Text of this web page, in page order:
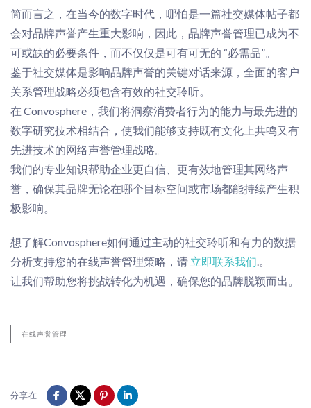
简而言之，在当今的数字时代，哪怕是一篇社交媒体帖子都
会对品牌声誉产生重大影响，因此，品牌声誉管理已成为不
可或缺的必要条件，而不仅仅是可有可无的 “必需品”。
鉴于社交媒体是影响品牌声誉的关键对话来源，全面的客户
关系管理战略必须包含有效的社交聆听。
在 Convosphere，我们将洞察消费者行为的能力与最先进的
数字研究技术相结合，使我们能够支持既有文化 上共鸣又有
先进技术的网络声誉管理战略。
我们的专业知识帮助企业更自信、更有效地管理其网络声
誉，确保其品牌无论在哪个目标空间或市场都能持续产生积
极影响。
想了解Convosphere如何通过主动的社交聆听和有力的数据
分析支持您的在线声誉管理策略 ，请 立即联系我们
让我们帮助您将挑战转化为机遇，确保您的品牌脱颖而出。
在线声誉管理
分享在